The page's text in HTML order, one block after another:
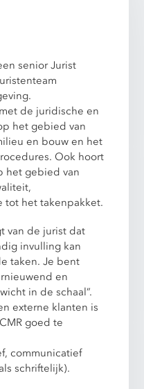
senior Jurist
de juridische en
het gebied van
en bouw en het
Ook hoort
het gebied van
tot het takenpakket.
van de jurist dat
invulling kan
taken. Je bent
en
in de schaal”.
externe klanten is
goed te
communicatief
schriftelijk).